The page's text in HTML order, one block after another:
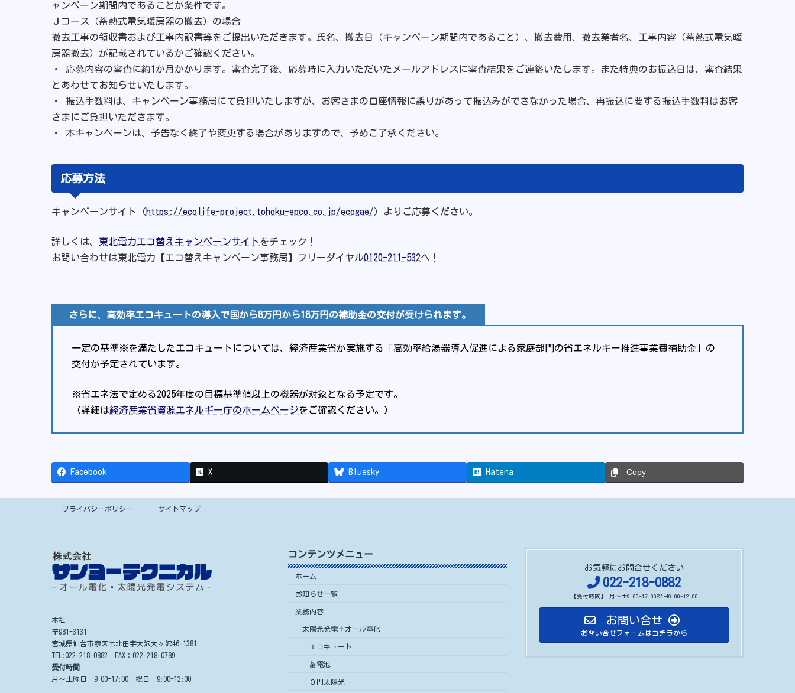
ャンペーン期間内であることが条件です。
Ｊコース（蓄熱式電気暖房器の撤去）の場合
撤去工事の領収書および工事内訳書等をご提出いただきます。氏名、撤去日（キャンペーン期間内であること）、撤去費用、撤去業者名、工事内容（蓄熱式電気暖
房器撤去）が記載されているかご確認ください。
・ 応募内容の審査に約1か月かかります。審査完了後、応募時に入力いただいたメールアドレスに審査結果をご連絡いたします。また特典のお振込日は、審査結果
とあわせてお知らせいたします。
・ 振込手数料は、キャンペーン事務局にて負担いたしますが、お客さまの口座情報に誤りがあって振込みができなかった場合、再振込に要する振込手数料はお客
さまにご負担いただきます。
・ 本キャンペーンは、予告なく終了や変更する場合がありますので、予めご了承ください。
応募方法
キャンペーンサイト（https://ecolife-project.tohoku-epco.co.jp/ecogae/）よりご応募ください。
詳しくは、 東北電力エコ替えキャンペーンサイトをチェック！
お問い合わせは東北電力【エコ替えキャンペーン事務局】フリーダイヤル0120-211-532へ！
さらに、高効率エコキュートの導入で国から8万円から18万円の補助金の交付が受けられます。
一定の基準※を満たしたエコキュートについては、経済産業省が実施する「高効率給湯器導入促進による家庭部門の省エネルギー推進事業費補助金」の
交付が予定されています。
※省エネ法で定める2025年度の目標基準値以上の機器が対象となる予定です。
（詳細は経済産業省資源エネルギー庁のホームページをご確認ください。）
Facebook X Bluesky Hatena Copy
プライバシーポリシー サイトマップ
本社
〒981-3131
宮城県仙台市泉区七北田字大沢大ヶ沢46-1381
TEL:022-218-0882 FAX：022-218-0789
受付時間
月～土曜日 9:00-17:00 祝日 9:00-12:00
コンテンツメニュー
ホーム
お知らせ一覧
業務内容
太陽光発電＋オール電化
エコキュート
蓄電池
０円太陽光
お気軽にお問合せください
022-218-0882
【受付時間】 月～土9:00-17:00祝日9:00-12:00
お問い合せ
お問い合せフォームはコチラから